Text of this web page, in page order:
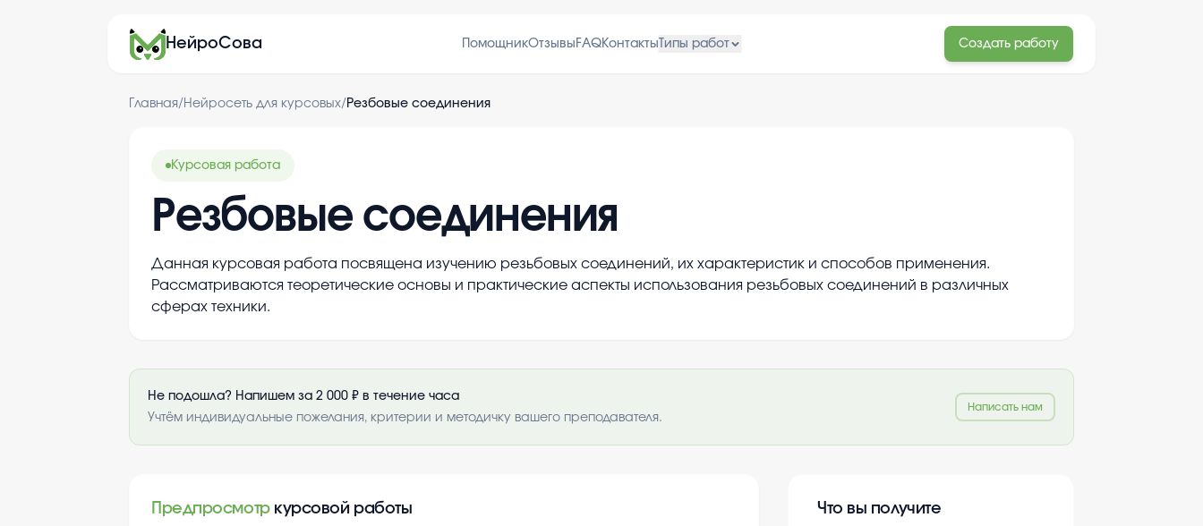
НейроСова ПомощникОтзывы FAQКонтакты Типы работ Создать работу
Главная/ Нейросеть для курсовых/ Резбовые соединения
Курсовая работа
Резбовые соединения
Данная курсовая работа посвящена изучению резьбовых соединений, их характеристик и способов применения.
Рассматриваются теоретические основы и практические аспекты использования резьбовых соединений в различных
сферах техники.
Не подошла? Напишем за 2 000 ₽ в течение часа
Учтём индивидуальные пожелания, критерии и методичку вашего преподавателя.
Написать нам
Предпросмотр курсовой работы Что вы получите